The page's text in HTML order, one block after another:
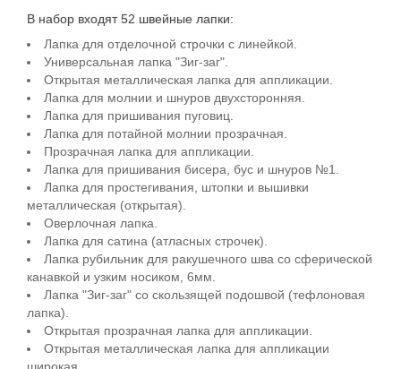
В набор входят 52 швейные лапки:
Лапка для отделочной строчки с линейкой.
Универсальная лапка "Зиг-заг".
Открытая металлическая лапка для аппликации.
Лапка для молнии и шнуров двухсторонняя.
Лапка для пришивания пуговиц.
Лапка для потайной молнии прозрачная.
Прозрачная лапка для аппликации.
Лапка для пришивания бисера, бус и шнуров №1.
Лапка для простегивания, штопки и вышивки
металлическая (открытая).
Оверлочная лапка.
Лапка для сатина (атласных строчек).
Лапка рубильник для ракушечного шва со сферической
канавкой и узким носиком, 6мм.
Лапка "Зиг-заг" со скользящей подошвой (тефлоновая
лапка).
Открытая прозрачная лапка для аппликации.
Открытая металлическая лапка для аппликации